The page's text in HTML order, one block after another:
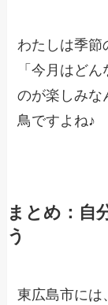
わたしは季節
「今月はど
のが楽しみな
鳥ですよね♪
まとめ：自
う
東広島市には